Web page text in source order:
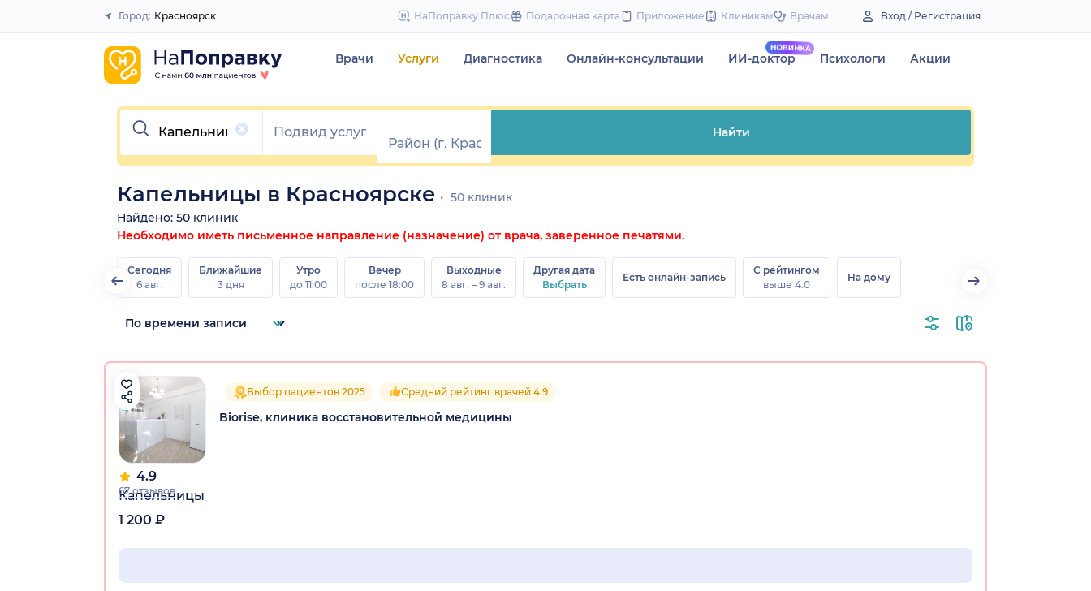
to
Закрыть
Город: Красноярск НаПоправку Плюс Подарочная карта Приложение Клиникам Врачам Вход / Регистрация
Врачи Услуги Диагностика Онлайн-консультации ИИ-доктор Психологи Акции
Очистить
Найти
Капельницы в Красноярске
50 клиник
Найдено: 50 клиник
Необходимо иметь письменное направление (назначение) от врача, заверенное печатями.
Сегодня
6 авг.
Ближайшие
3 дня
Утро
до 11:00
Вечер
после 18:00
Выходные
8 авг. – 9 авг.
Другая дата
Выбрать
Есть онлайн-запись
С рейтингом
выше 4.0
На дому
4.9
67 отзывов
Выбор пациентов 2025 Средний рейтинг врачей 4.9
Biorise, клиника восстановительной медицины
Капельницы
1 200 ₽